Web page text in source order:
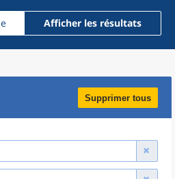
Afficher les résultats
Supprimer tous